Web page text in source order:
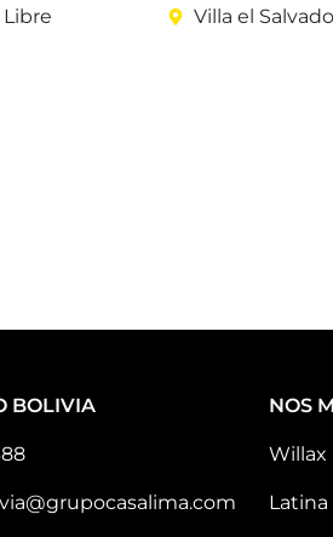
Villa el
BOLIVIA NOS
Willax
Latina